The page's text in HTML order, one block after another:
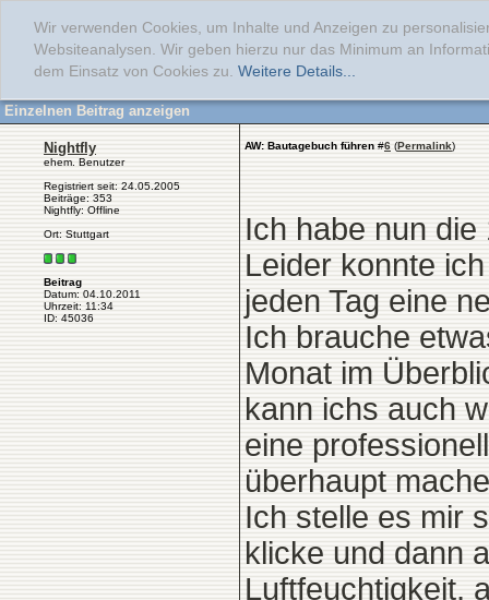
Wir verwenden Cookies, um Inhalte und Anzeigen zu
Websiteanalysen. Wir geben hierzu nur das Minimum an
dem Einsatz von Cookies zu. Weitere Details...
Einzelnen Beitrag anzeigen
Nightfly
ehem. Benutzer
Registriert seit: 24.05.2005
Beiträge: 353
Nightfly: Offline
Ort: Stuttgart
Beitrag
Datum: 04.10.2011
Uhrzeit: 11:34
ID: 45036
AW: Bautagebuch führen #6 (Permalink)
Ich habe nun
Leider konnte
jeden Tag eine
Ich brauche
Monat im
kann ichs auch
eine
überhaupt
Ich stelle es mir
klicke und dann
Luftfeuchtigkeit,